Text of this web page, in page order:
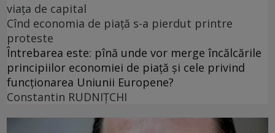
viața de capital
Cînd economia de piață s-a pierdut printre
proteste
Întrebarea este: pînă unde vor merge încălcările
principiilor economiei de piață și cele privind
funcționarea Uniunii Europene?
Constantin RUDNIŢCHI